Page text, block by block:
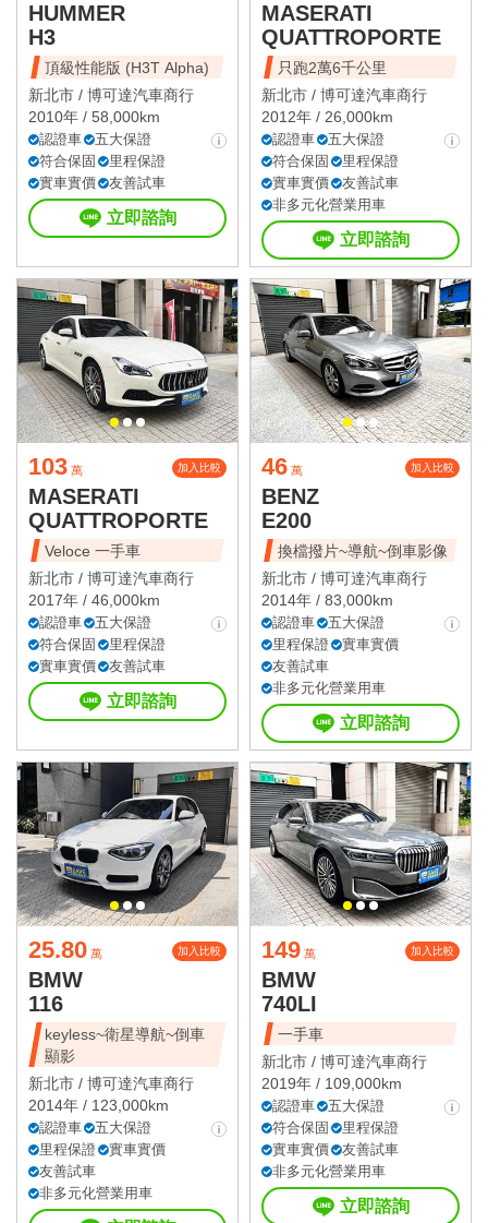
HUMMER
H3
頂級性能版 (H3T Alpha)
新北市 / 博可達汽車商行
2010年 / 58,000km
認證車
五大保證
符合保固
里程保證
實車實價
友善試車
立即諮詢
MASERATI
QUATTROPORTE
只跑2萬6千公里
新北市 / 博可達汽車商行
2012年 / 26,000km
認證車
五大保證
符合保固
里程保證
實車實價
友善試車
非多元化營業用車
立即諮詢
103 萬 加入比較
MASERATI
QUATTROPORTE
Veloce 一手車
新北市 / 博可達汽車商行
2017年 / 46,000km
認證車
五大保證
符合保固
里程保證
實車實價
友善試車
立即諮詢
46 萬 加入比較
BENZ
E200
換檔撥片~導航~倒車影像
新北市 / 博可達汽車商行
2014年 / 83,000km
認證車
五大保證
里程保證
實車實價
友善試車
非多元化營業用車
立即諮詢
25.80 萬 加入比較
BMW
116
keyless~衛星導航~倒車
顯影
新北市 / 博可達汽車商行
2014年 / 123,000km
認證車
五大保證
里程保證
實車實價
友善試車
非多元化營業用車
149 萬 加入比較
BMW
740LI
一手車
新北市 / 博可達汽車商行
2019年 / 109,000km
認證車
五大保證
符合保固
里程保證
實車實價
友善試車
非多元化營業用車
立即諮詢